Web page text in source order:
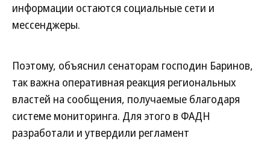
информации остаются социальные сети и
мессенджеры.
Поэтому, объяснил сенаторам господин Баринов,
так важна оперативная реакция региональных
властей на сообщения, получаемые благодаря
системе мониторинга. Для этого в ФАДН
разработали и утвердили регламент